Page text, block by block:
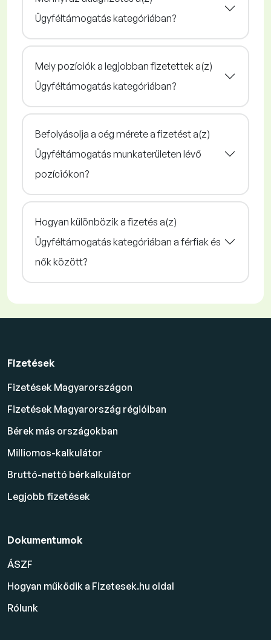
Ügyféltámogatás kategóriában?
Mely pozíciók a legjobban fizetettek a(z)
Ügyféltámogatás kategóriában?
Befolyásolja a cég mérete a fizetést a(z)
Ügyféltámogatás munkaterületen lévő
pozíciókon?
Hogyan különbözik a fizetés a(z)
Ügyféltámogatás kategóriában a férfiak és
nők között?
Fizetések
Fizetések Magyarországon
Fizetések Magyarország régióiban
Bérek más országokban
Milliomos-kalkulátor
Bruttó-nettó bérkalkulátor
Legjobb fizetések
Dokumentumok
ÁSZF
Hogyan működik a Fizetesek.hu oldal
Rólunk